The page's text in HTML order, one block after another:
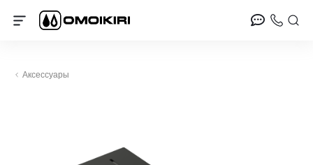
Аксессуары